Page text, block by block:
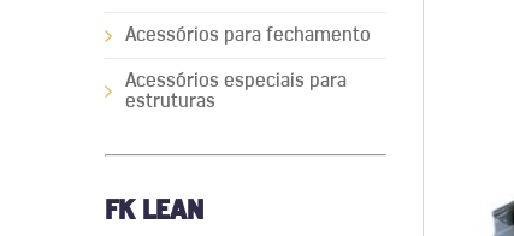
Acessórios para fechamento
Acessórios especiais para
estruturas
FK LEAN